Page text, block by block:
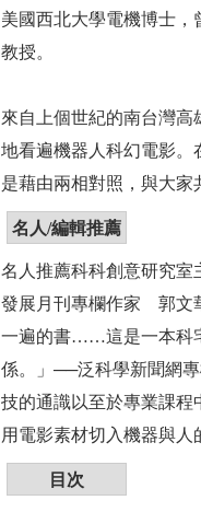
美國西北大學電機博士
教授。
來自上個世紀的南台灣
地看遍機器人科幻電影。
是藉由兩相對照，與大家
名人/編輯推薦
名人推薦科科創意研究
發展月刊專欄作家 郭文
一遍的書……這是一本科
係。」──泛科學新聞網
技的通識以至於專業課程
用電影素材切入機器與
目次